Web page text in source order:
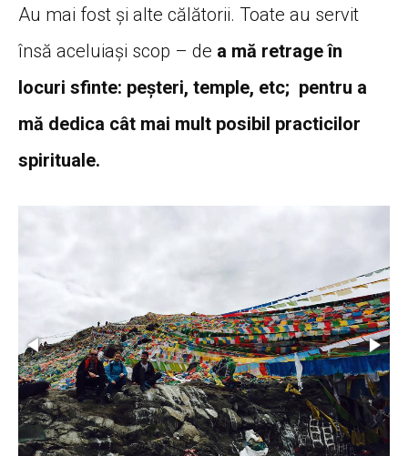
Au mai fost și alte călătorii. Toate au servit
însă aceluiași scop – de a mă retrage în
locuri sfinte: peșteri, temple, etc; pentru a
mă dedica cât mai mult posibil practicilor
spirituale.